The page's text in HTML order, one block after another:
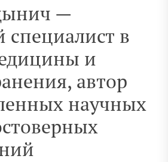
—
специалист в
и
автор
научных